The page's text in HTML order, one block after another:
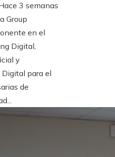
3 semanas
Group
en el
Digital,
y
para el
de